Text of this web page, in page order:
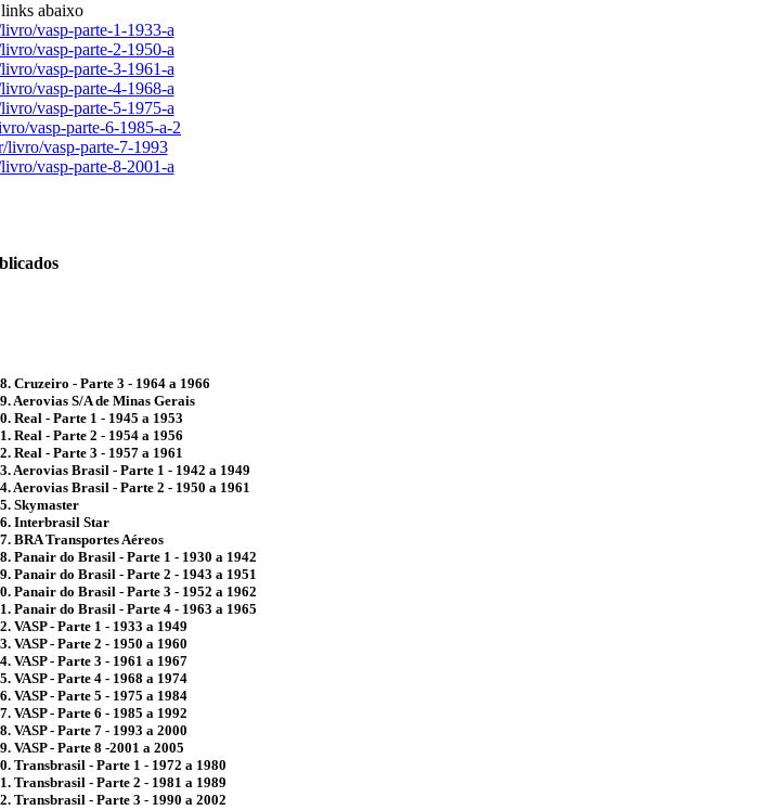
abaixo
vasp-parte-1-1933-a
vasp-parte-2-1950-a
vasp-parte-3-1961-a
vasp-parte-4-1968-a
vasp-parte-5-1975-a
vasp-parte-6-1985-a-2
livro/vasp-parte-7-1993
vasp-parte-8-2001-a
Cruzeiro - Parte 3 - 1964 a 1966
Aerovias S/A de Minas Gerais
Real - Parte 1 - 1945 a 1953
Real - Parte 2 - 1954 a 1956
Real - Parte 3 - 1957 a 1961
Aerovias Brasil - Parte 1 - 1942 a 1949
Aerovias Brasil - Parte 2 - 1950 a 1961
Skymaster
Interbrasil Star
BRA Transportes Aéreos
Panair do Brasil - Parte 1 - 1930 a 1942
Panair do Brasil - Parte 2 - 1943 a 1951
Panair do Brasil - Parte 3 - 1952 a 1962
Panair do Brasil - Parte 4 - 1963 a 1965
VASP - Parte 1 - 1933 a 1949
VASP - Parte 2 - 1950 a 1960
VASP - Parte 3 - 1961 a 1967
VASP - Parte 4 - 1968 a 1974
VASP - Parte 5 - 1975 a 1984
VASP - Parte 6 - 1985 a 1992
VASP - Parte 7 - 1993 a 2000
VASP - Parte 8 -2001 a 2005
Transbrasil - Parte 1 - 1972 a 1980
Transbrasil - Parte 2 - 1981 a 1989
Transbrasil - Parte 3 - 1990 a 2002